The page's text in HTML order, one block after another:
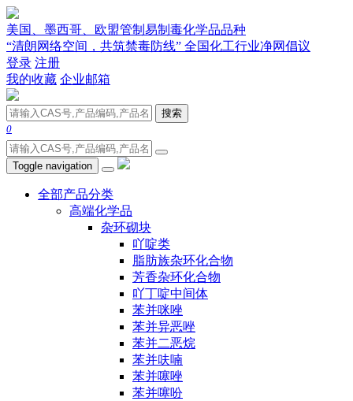
美国、墨西哥、欧盟管制易制毒化学品品种
“清朗网络空间，共筑禁毒防线” 全国化工行业净网倡议
登录 注册
我的收藏 企业邮箱
搜索
0
Toggle navigation
全部产品分类
高端化学品
杂环砌块
吖啶类
脂肪族杂环化合物
芳香杂环化合物
吖丁啶中间体
苯并咪唑
苯并异恶唑
苯并二恶烷
苯并呋喃
苯并噻唑
苯并噻吩